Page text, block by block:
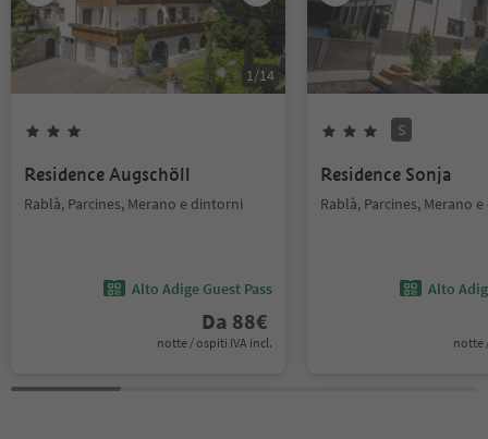
1/14
Residence Augschöll
Rablà, Parcines, Merano e dintorni
Alto Adige Guest Pass
Da 88€
notte / ospiti IVA incl.
S
Residence Sonja
Rablà, Parcines, Merano
Alto
notte